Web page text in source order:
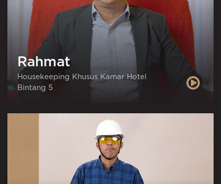
Rahmat
Housekeeping Khusus Kamar Hotel
Bintang 5